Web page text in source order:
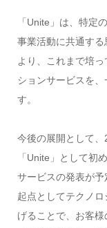
「Unite」は、特定
事業活動に共通す
より、これまで培
ションサービスを
す。
今後の展開として
「Unite」として初
サービスの発表が
起点としてテクノ
げることで、お客様